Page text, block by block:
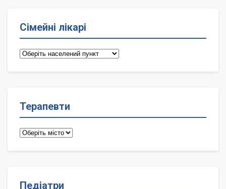
Сімейні лікарі
Сімейні
Терапевти
Терапевти
Педіатри